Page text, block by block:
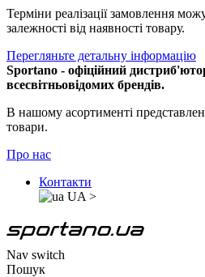
Терміни реалізації замовлення
залежності від наявності товару.
Перегляньте детальну інформацію
Sportano - офіційний
всесвітньовідомих брендів.
В нашому асортименті
товари.
Про нас
Контакти
UA >
Nav switch
Пошук